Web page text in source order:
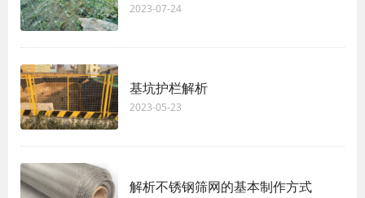
2023-07-24
基坑护栏解析
2023-05-23
解析不锈钢筛网的基本制作方式